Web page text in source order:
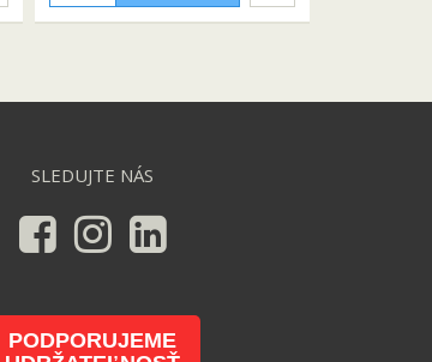
SLEDUJTE NÁS
PODPORUJEME